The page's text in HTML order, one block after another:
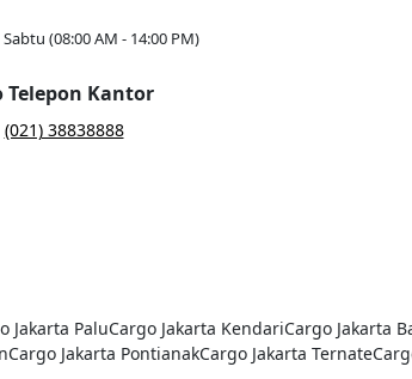
Sabtu (08:00 AM - 14:00 PM)
Telepon Kantor
(021) 38838888
Jakarta PaluCargo Jakarta KendariCargo Jakarta
Cargo Jakarta PontianakCargo Jakarta Ternate